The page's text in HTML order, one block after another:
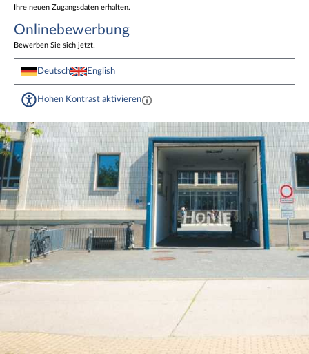
Ihre neuen Zugangsdaten erhalten.
Onlinebewerbung
Bewerben Sie sich jetzt!
Deutsch English
Hohen Kontrast aktivieren